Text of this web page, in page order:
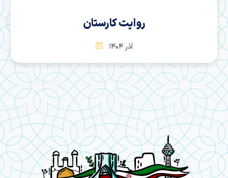
سها
بهمن 1404